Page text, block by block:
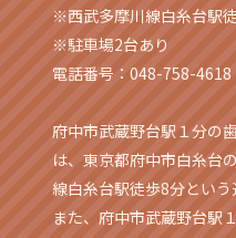
※西武多摩川線白糸台駅
※駐車場2台あり
電話番号：048-758-4618
府中市武蔵野台駅１分の
は、東京都府中市白糸台
線白糸台駅徒歩8分という
また、府中市武蔵野台駅